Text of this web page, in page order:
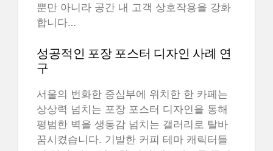
뿐만 아니라 공간 내 고객 상호작용을 강화
합니다…
성공적인 포장 포스터 디자인 사례 연
구
서울의 번화한 중심부에 위치한 한 카페는
상상력 넘치는 포장 포스터 디자인을 통해
평범한 벽을 생동감 넘치는 갤러리로 탈바
꿈시켰습니다. 기발한 커피 테마 캐릭터들